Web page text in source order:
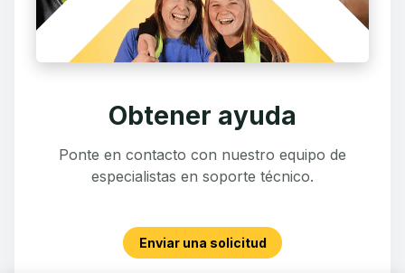
Obtener ayuda
Ponte en contacto con nuestro equipo de
especialistas en soporte técnico.
Enviar una solicitud